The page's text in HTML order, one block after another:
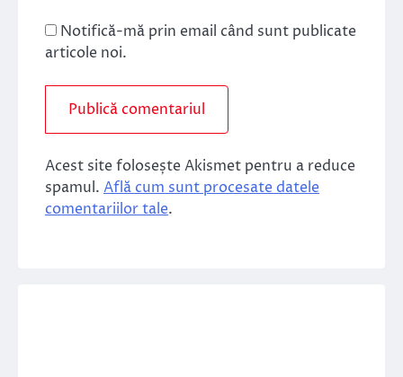
Notifică-mă prin email când sunt publicate
articole noi.
Acest site folosește Akismet pentru a reduce
spamul. Află cum sunt procesate datele
comentariilor tale.